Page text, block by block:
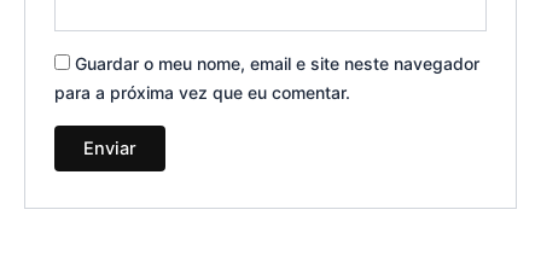
Guardar o meu nome, email e site neste navegador
para a próxima vez que eu comentar.